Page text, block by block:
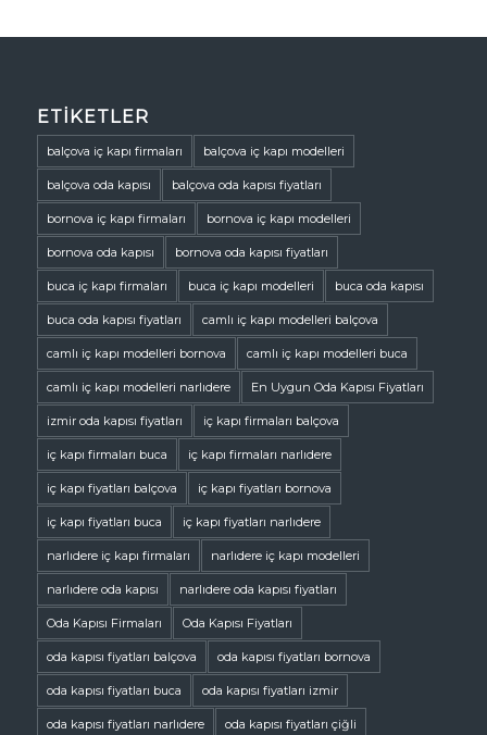
ETIKETLER
balçova iç kapı firmaları balçova iç kapı modelleri
balçova oda kapısı balçova oda kapısı fiyatları
bornova iç kapı firmaları bornova iç kapı modelleri
bornova oda kapısı bornova oda kapısı fiyatları
buca iç kapı firmaları buca iç kapı modelleri buca oda kapısı
buca oda kapısı fiyatları camlı iç kapı modelleri balçova
camlı iç kapı modelleri bornova camlı iç kapı modelleri buca
camlı iç kapı modelleri narlıdere En Uygun Oda Kapısı Fiyatları
izmir oda kapısı fiyatları iç kapı firmaları balçova
iç kapı firmaları buca iç kapı firmaları narlıdere
iç kapı fiyatları balçova iç kapı fiyatları bornova
iç kapı fiyatları buca iç kapı fiyatları narlıdere
narlıdere iç kapı firmaları narlıdere iç kapı modelleri
narlıdere oda kapısı narlıdere oda kapısı fiyatları
Oda Kapısı Firmaları Oda Kapısı Fiyatları
oda kapısı fiyatları balçova oda kapısı fiyatları bornova
oda kapısı fiyatları buca oda kapısı fiyatları izmir
oda kapısı fiyatları narlıdere oda kapısı fiyatları çiğli